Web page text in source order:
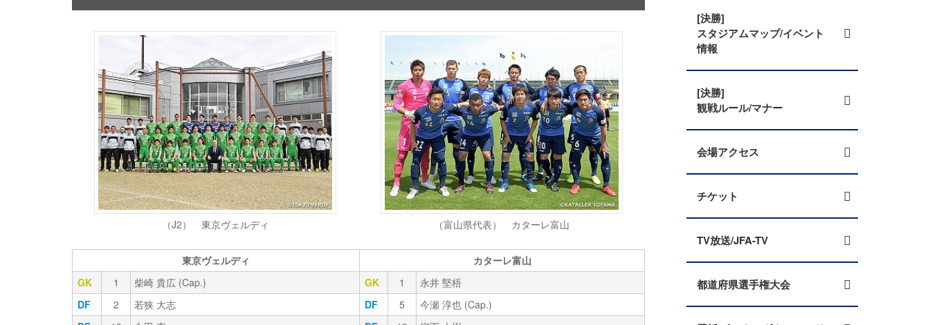
（J2） 東京ヴェルディ （富山県代表） カターレ富山
東京ヴェルディ
カターレ富山
GK
1 柴崎 貴広 (Cap.) GK 1
永井 堅梧
DF
2 若狭 大志 DF 5
今瀬 淳也 (Cap.)
[決勝]
スタジアムマップ/イベント
情報
[決勝]
観戦ルール/マナー
会場アクセス
チケット
TV放送/JFA-TV
都道府県選手権大会